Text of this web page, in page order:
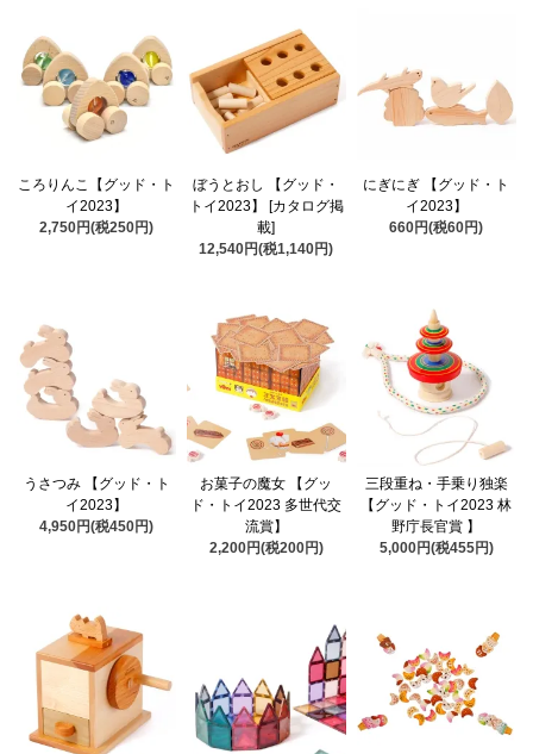
ころりんこ【グッド・ト
イ2023】
2,750円(税250円)
ぼうとおし 【グッド・
トイ2023】 [カタログ掲
載]
12,540円(税1,140円)
にぎにぎ 【グッド・ト
イ2023】
660円(税60円)
うさつみ 【グッド・ト
イ2023】
4,950円(税450円)
お菓子の魔女 【グッ
ド・トイ2023 多世代交
流賞】
2,200円(税200円)
三段重ね・手乗り独楽
【グッド・トイ2023 林
野庁長官賞 】
5,000円(税455円)